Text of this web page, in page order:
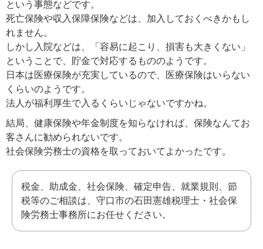
という事態などです。
死亡保険や収入保障保険などは、加入しておくべきかもし
れません。
しかし入院などは、「容易に起こり、損害も大きくない」
ということで、貯金で対応するもののようです。
日本は医療保険が充実しているので、医療保険はいらない
くらいのようです。
法人が福利厚生で入るくらいじゃないですかね。
結局、健康保険や年金制度を知らなければ、保険なんてお
客さんに勧められないです。
社会保険労務士の資格を取っておいてよかったです。
税金、助成金、社会保険、確定申告、就業規則、節
税等のご相談は、守口市の石田憲雄税理士・社会保
険労務士事務所にお任せください。